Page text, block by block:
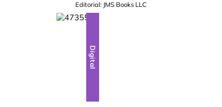
Editorial: JMS Books LLC
Digital